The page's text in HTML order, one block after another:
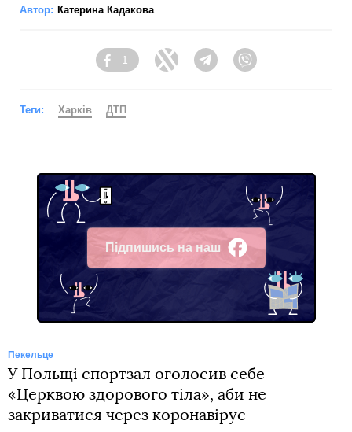
Автор: Катерина Кадакова
Facebook
1
Twitter Telegram
Теги: Харків ДТП
Підпишись на наш
Facebook
Пекельце
У Польщі спортзал оголосив себе
«Церквою здорового тіла», аби не
закриватися через коронавірус